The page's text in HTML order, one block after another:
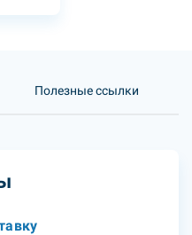
Полезные ссылки